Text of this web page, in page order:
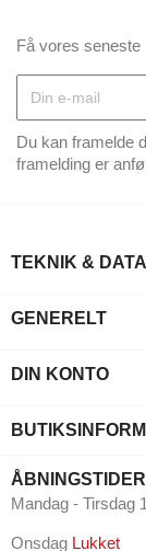
Få vores seneste
Du kan framelde
framelding er
TEKNIK & DATA
GENERELT
DIN KONTO
ÅBNINGSTIDER
Mandag - Tirsdag
Onsdag Lukket